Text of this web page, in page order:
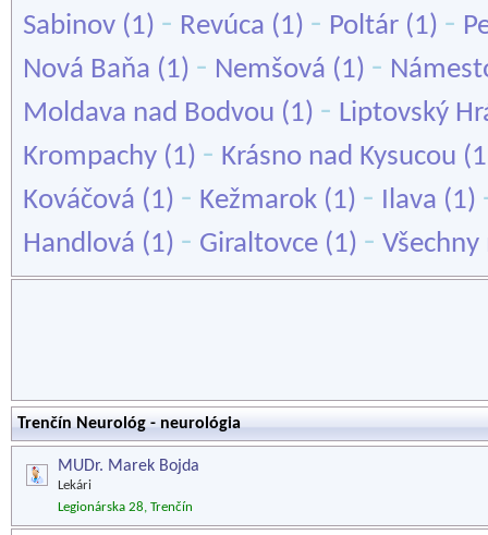
Sabinov (1) - Revúca (1) - Poltár (1) -
Nová Baňa (1) - Nemšová (1) -
Moldava nad Bodvou (1) - Liptovský
Krompachy (1) - Krásno nad Kysucou
Kováčová (1) - Kežmarok (1) - Ilava (1)
Handlová (1) - Giraltovce (1) -
Trenčín Neurológ - neurológia
MUDr. Marek Bojda
Lekári
Legionárska 28, Trenčín